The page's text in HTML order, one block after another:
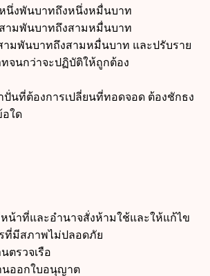
พันบาทถึงหนึ่งหมื่นบาท
ามพันบาทถึงสามหมื่นบาท
ามพันบาทถึงสามหมื่นบาท และปรับราย
จนกว่าจะปฏิบัติให้ถูกต้อง
ที่ต้องการเปลี่ยนที่ทอดจอด ต้องชักธง
ใด
ที่และอำนาจสั่งห้ามใช้และให้แก้ไข
ที่มีสภาพไม่ปลอดภัย
รวจเรือ
อกใบอนุญาต